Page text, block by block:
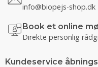
info@biopejs-shop.dk
Book et online
Direkte personlig
Kundeservice